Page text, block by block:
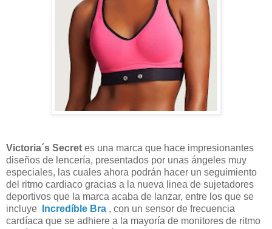
Victoria´s Secret es una marca que hace impresionantes
diseños de lencería, presentados por unas ángeles muy
especiales, las cuales ahora podrán hacer un seguimiento
del ritmo cardiaco gracias a la nueva linea de sujetadores
deportivos que la marca acaba de lanzar, entre los que se
incluye
Incredíble Bra , con un sensor de frecuencia
cardíaca que se adhiere a la mayoría de monitores de ritmo